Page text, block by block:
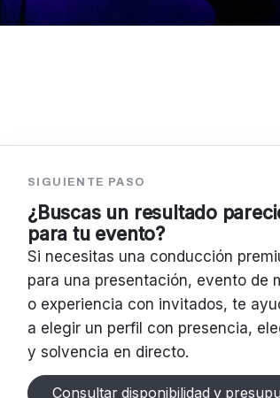
SIGUIENTE PASO
¿Buscas un resultado
para tu evento?
Si necesitas una conducción
para una presentación, evento de
o experiencia con invitados, te
a elegir un perfil con presencia,
y solvencia en directo.
Consultar disponibilidad y